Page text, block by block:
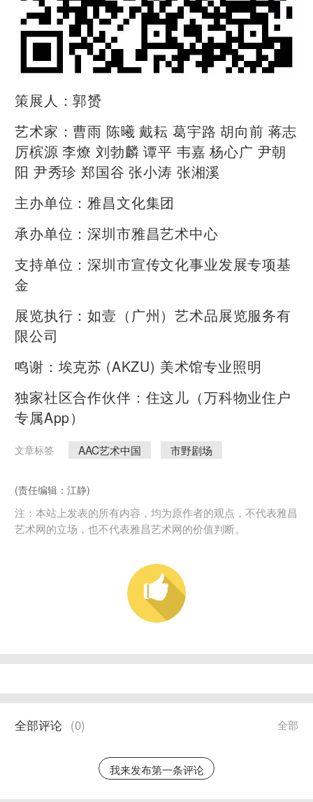
策展人：郭赟
艺术家：曹雨 陈曦 戴耘 葛宇路 胡向前 蒋志
厉槟源 李燎 刘勃麟 谭平 韦嘉 杨心广 尹朝
阳 尹秀珍 郑国谷 张小涛 张湘溪
主办单位：雅昌文化集团
承办单位：深圳市雅昌艺术中心
支持单位：深圳市宣传文化事业发展专项基
金
展览执行：如壹（广州）艺术品展览服务有
限公司
鸣谢：埃克苏 (AKZU) 美术馆专业照明
独家社区合作伙伴：住这儿（万科物业住户
专属App）
文章标签 AAC艺术中国 市野剧场
(责任编辑：江静)
注：本站上发表的所有内容，均为原作者的观点，不代表雅昌
艺术网的立场，也不代表雅昌艺术网的价值判断。
全部
全部评论 (0)
我来发布第一条评论